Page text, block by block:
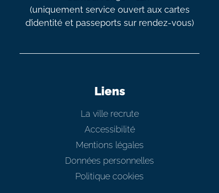
(uniquement service ouvert aux cartes
d’identité et passeports sur rendez-vous)
Liens
La ville recrute
Accessibilité
Mentions légales
Données personnelles
Politique cookies